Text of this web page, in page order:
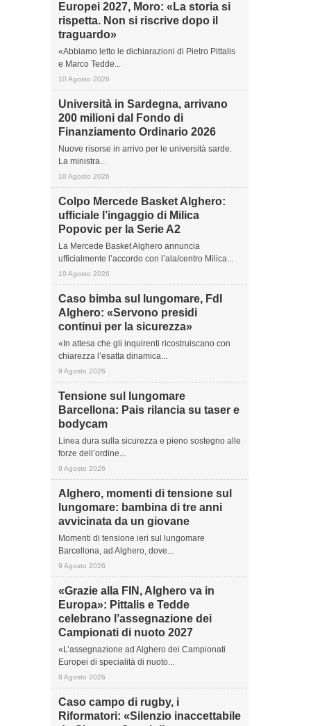
Europei 2027, Moro: «La storia si
rispetta. Non si riscrive dopo il
traguardo»
«Abbiamo letto le dichiarazioni di Pietro Pittalis
e Marco Tedde...
10 Agosto 2026
Università in Sardegna, arrivano
200 milioni dal Fondo di
Finanziamento Ordinario 2026
Nuove risorse in arrivo per le università sarde.
La ministra...
10 Agosto 2026
Colpo Mercede Basket Alghero:
ufficiale l’ingaggio di Milica
Popovic per la Serie A2
La Mercede Basket Alghero annuncia
ufficialmente l’accordo con l’ala/centro Milica...
10 Agosto 2026
Caso bimba sul lungomare, FdI
Alghero: «Servono presidi
continui per la sicurezza»
«In attesa che gli inquirenti ricostruiscano con
chiarezza l’esatta dinamica...
9 Agosto 2026
Tensione sul lungomare
Barcellona: Pais rilancia su taser e
bodycam
Linea dura sulla sicurezza e pieno sostegno alle
forze dell’ordine...
9 Agosto 2026
Alghero, momenti di tensione sul
lungomare: bambina di tre anni
avvicinata da un giovane
Momenti di tensione ieri sul lungomare
Barcellona, ad Alghero, dove...
9 Agosto 2026
«Grazie alla FIN, Alghero va in
Europa»: Pittalis e Tedde
celebrano l’assegnazione dei
Campionati di nuoto 2027
«L’assegnazione ad Alghero dei Campionati
Europei di specialità di nuoto...
8 Agosto 2026
Caso campo di rugby, i
Riformatori: «Silenzio inaccettabile